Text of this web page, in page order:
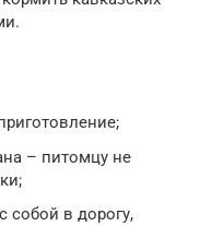
– питомцу не
собой в дорогу,